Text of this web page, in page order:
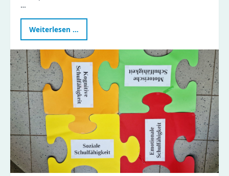
…
Weiterlesen …
kochen
Naturkinderhaus
Esche